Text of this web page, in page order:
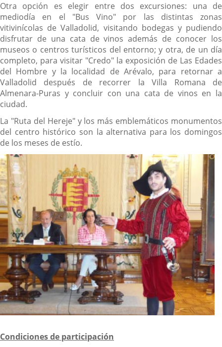
Otra opción es elegir entre dos excursiones: una de
mediodía en el "Bus Vino" por las distintas zonas
vitivinícolas de Valladolid, visitando bodegas y pudiendo
disfrutar de una cata de vinos además de conocer los
museos o centros turísticos del entorno; y otra, de un día
completo, para visitar "Credo" la exposición de Las Edades
del Hombre y la localidad de Arévalo, para retornar a
Valladolid después de recorrer la Villa Romana de
Almenara-Puras y concluir con una cata de vinos en la
ciudad.
La "Ruta del Hereje" y los más emblemáticos monumentos
del centro histórico son la alternativa para los domingos
de los meses de estío.
Condiciones de participación